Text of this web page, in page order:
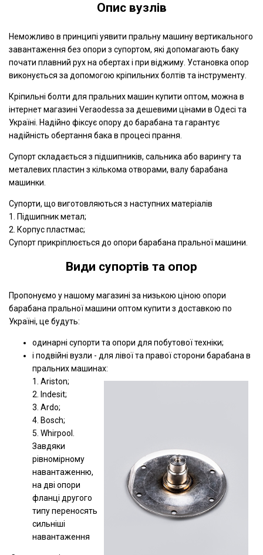
Опис вузлів
Неможливо в принципі уявити пральну машину вертикального
завантаження без опори з супортом, які допомагають баку
почати плавний рух на обертах і при віджиму. Установка опор
виконується за допомогою кріпильних болтів та інструменту.
Кріпильні болти для пральних машин купити оптом, можна в
інтернет магазині Veraodessa за дешевими цінами в Одесі та
Україні. Надійно фіксує опору до барабана та гарантує
надійність обертання бака в процесі прання.
Супорт складається з підшипників, сальника або варингу та
металевих пластин з кількома отворами, валу барабана
машинки.
Супорти, що виготовляються з наступних матеріалів
1. Підшипник метал;
2. Корпус пластмас;
Супорт прикріплюється до опори барабана пральної машини.
Види супортів та опор
Пропонуємо у нашому магазині за низькою ціною опори
барабана пральної машини оптом купити з доставкою по
Україні, це будуть:
одинарні супорти та опори для побутової техніки;
і подвійні вузли - для лівої та правої сторони барабана в
пральних машинах:
1. Ariston;
2. Indesit;
3. Ardo;
4. Bosch;
5. Whirpool.
Завдяки
рівномірному
навантаженню,
на дві опори
фланці другого
типу переносять
сильніші
навантаження